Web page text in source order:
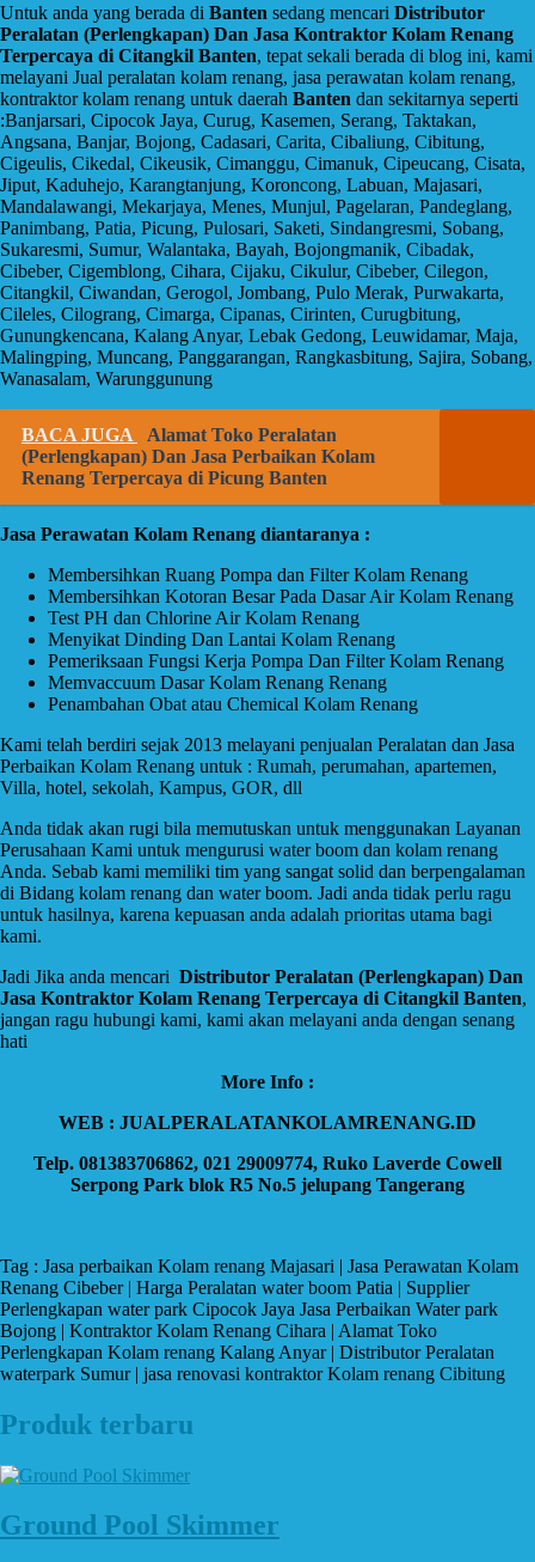
Untuk anda yang berada di Banten sedang mencari Distributor
Peralatan (Perlengkapan) Dan Jasa Kontraktor Kolam Renang
Terpercaya di Citangkil Banten, tepat sekali berada di blog ini, kami
melayani Jual peralatan kolam renang, jasa perawatan kolam renang,
kontraktor kolam renang untuk daerah Banten dan sekitarnya seperti
:Banjarsari, Cipocok Jaya, Curug, Kasemen, Serang, Taktakan,
Angsana, Banjar, Bojong, Cadasari, Carita, Cibaliung, Cibitung,
Cigeulis, Cikedal, Cikeusik, Cimanggu, Cimanuk, Cipeucang, Cisata,
Jiput, Kaduhejo, Karangtanjung, Koroncong, Labuan, Majasari,
Mandalawangi, Mekarjaya, Menes, Munjul, Pagelaran, Pandeglang,
Panimbang, Patia, Picung, Pulosari, Saketi, Sindangresmi, Sobang,
Sukaresmi, Sumur, Walantaka, Bayah, Bojongmanik, Cibadak,
Cibeber, Cigemblong, Cihara, Cijaku, Cikulur, Cibeber, Cilegon,
Citangkil, Ciwandan, Gerogol, Jombang, Pulo Merak, Purwakarta,
Cileles, Cilograng, Cimarga, Cipanas, Cirinten, Curugbitung,
Gunungkencana, Kalang Anyar, Lebak Gedong, Leuwidamar, Maja,
Malingping, Muncang, Panggarangan, Rangkasbitung, Sajira, Sobang,
Wanasalam, Warunggunung
BACA JUGA
Alamat Toko Peralatan
(Perlengkapan) Dan Jasa Perbaikan Kolam
Renang Terpercaya di Picung Banten
Jasa Perawatan Kolam Renang diantaranya :
Membersihkan Ruang Pompa dan Filter Kolam Renang
Membersihkan Kotoran Besar Pada Dasar Air Kolam Renang
Test PH dan Chlorine Air Kolam Renang
Menyikat Dinding Dan Lantai Kolam Renang
Pemeriksaan Fungsi Kerja Pompa Dan Filter Kolam Renang
Memvaccuum Dasar Kolam Renang Renang
Penambahan Obat atau Chemical Kolam Renang
Kami telah berdiri sejak 2013 melayani penjualan Peralatan dan Jasa
Perbaikan Kolam Renang untuk : Rumah, perumahan, apartemen,
Villa, hotel, sekolah, Kampus, GOR, dll
Anda tidak akan rugi bila memutuskan untuk menggunakan Layanan
Perusahaan Kami untuk mengurusi water boom dan kolam renang
Anda. Sebab kami memiliki tim yang sangat solid dan berpengalaman
di Bidang kolam renang dan water boom. Jadi anda tidak perlu ragu
untuk hasilnya, karena kepuasan anda adalah prioritas utama bagi
kami.
Jadi Jika anda mencari Distributor Peralatan (Perlengkapan) Dan
Jasa Kontraktor Kolam Renang Terpercaya di Citangkil Banten,
jangan ragu hubungi kami, kami akan melayani anda dengan senang
hati
More Info :
WEB : JUALPERALATANKOLAMRENANG.ID
Telp. 081383706862, 021 29009774, Ruko Laverde Cowell
Serpong Park blok R5 No.5 jelupang Tangerang
Tag : Jasa perbaikan Kolam renang Majasari | Jasa Perawatan Kolam
Renang Cibeber | Harga Peralatan water boom Patia | Supplier
Perlengkapan water park Cipocok Jaya Jasa Perbaikan Water park
Bojong | Kontraktor Kolam Renang Cihara | Alamat Toko
Perlengkapan Kolam renang Kalang Anyar | Distributor Peralatan
waterpark Sumur | jasa renovasi kontraktor Kolam renang Cibitung
Produk terbaru
Ground Pool Skimmer